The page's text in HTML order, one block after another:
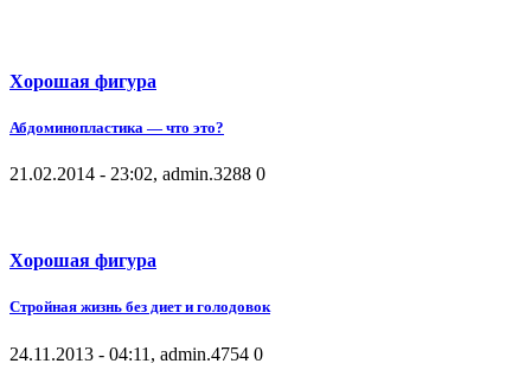
Хорошая фигура
Абдоминопластика — что это?
21.02.2014 - 23:02, admin.3288 0
Хорошая фигура
Стройная жизнь без диет и голодовок
24.11.2013 - 04:11, admin.4754 0